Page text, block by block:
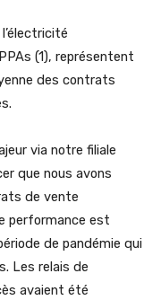
(1), représentent
des contrats
via notre filiale
que nous avons
de vente
performance est
de pandémie qui
Les relais de
avaient été